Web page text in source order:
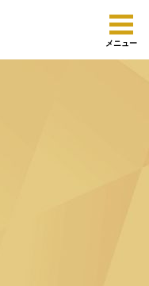
メニュー